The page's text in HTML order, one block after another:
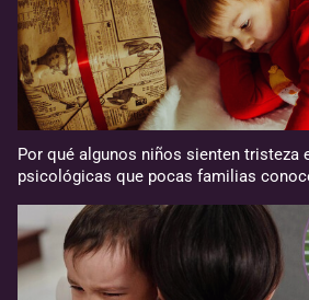
Por qué algunos niños sienten tristeza
psicológicas que pocas familias